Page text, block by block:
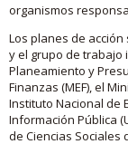
organismos
Los planes de
y el grupo de
Planeamiento y
Finanzas (MEF), el
Instituto Nacional de
Información Pública
de Ciencias Sociales